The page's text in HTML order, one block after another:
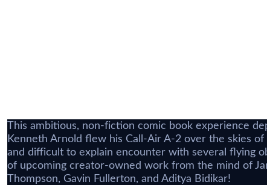
This ambitious, non-fiction comic book experience
Kenneth Arnold flew his Call-Air A-2 over the skies
and difficult to explain encounter with several flying
of upcoming creator-owned work from the mind of
Thompson, Gavin Fullerton, and Aditya Bidikar!